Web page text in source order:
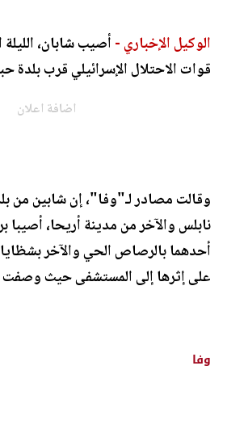
الوكيل الإخباري -أصيب شابان،
قوات الاحتلال الإسرائيلي قرب بلدة
اضافة اعلان
وقالت مصادر لـ"وفا"، إن شابين من
نابلس والآخر من مدينة أريحا، أصيبا
أحدهما بالرصاص الحي والآخر
على إثرها إلى المستشفى حيث وصفت
وفا